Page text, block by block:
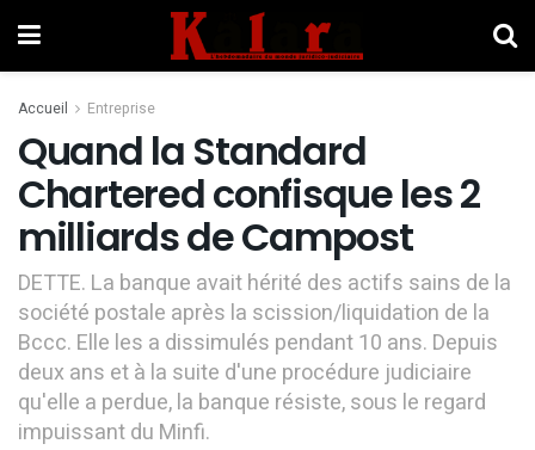
Accueil Entreprise
Quand la Standard
Chartered confisque les 2
milliards de Campost
DETTE. La banque avait hérité des actifs sains de la
société postale après la scission/liquidation de la
Bccc. Elle les a dissimulés pendant 10 ans. Depuis
deux ans et à la suite d'une procédure judiciaire
qu'elle a perdue, la banque résiste, sous le regard
impuissant du Minfi.